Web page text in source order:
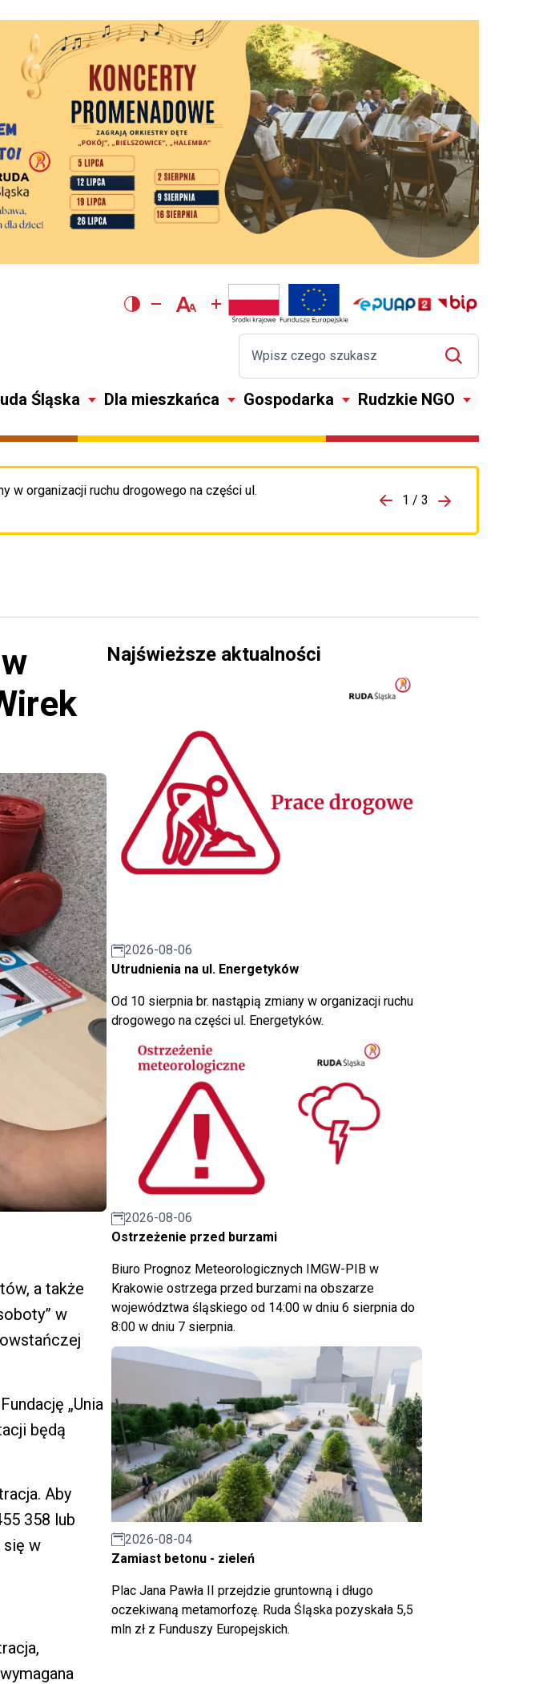
Śląska Dla mieszkańca Gospodarka Rudzkie NGO
w organizacji ruchu drogowego na części ul.Przejdź do porzpedniego komunikatu 1 / 3
Przejdź do
a także
w
„Unia
będą
Aby
358 lub
się w
Najświeższe aktualności
2026-08-06
Utrudnienia na ul. Energetyków
Od 10 sierpnia br. nastąpią zmiany w organizacji ruchu
drogowego na części ul. Energetyków.
2026-08-06
Ostrzeżenie przed burzami
Biuro Prognoz Meteorologicznych IMGW-PIB w
Krakowie ostrzega przed burzami na obszarze
województwa śląskiego od 14:00 w dniu 6 sierpnia do
8:00 w dniu 7 sierpnia.
2026-08-04
Zamiast betonu - zieleń
Plac Jana Pawła II przejdzie gruntowną i długo
oczekiwaną metamorfozę. Ruda Śląska pozyskała 5,5
mln zł z Funduszy Europejskich.